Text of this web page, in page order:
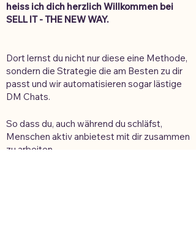
heiss ich dich herzlich Willkommen bei
SELL IT - THE NEW WAY.
Dort lernst du nicht nur diese eine Methode,
sondern die Strategie die am Besten zu dir
passt und wir automatisieren sogar lästige
DM Chats.
So dass du, auch während du schläfst,
Menschen aktiv anbietest mit dir zusammen
zu arbeiten.